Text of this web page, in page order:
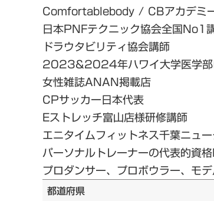
Comfortablebody / CBアカデミ
日本PNFテクニック協会全国No1
ドラウタビリティ協会講師
2023&2024年ハワイ大学医学部
女性雑誌ANAN掲載店
CPサッカー日本代表
Eストレッチ富山店様研修講師
エニタイムフィットネス千葉ニュ
パーソナルトレーナーの代表的資
プロダンサー、プロボウラー、モ
都道府県